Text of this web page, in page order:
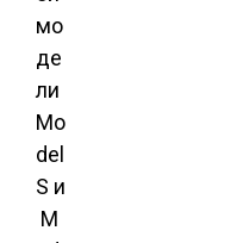
мо
де
ли
Mo
del
S и
M